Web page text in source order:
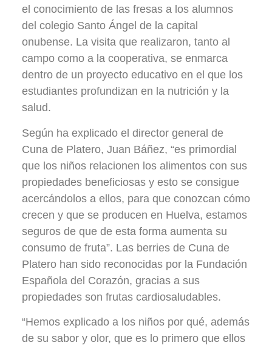
el conocimiento de las fresas a los alumnos
del colegio Santo Ángel de la capital
onubense. La visita que realizaron, tanto al
campo como a la cooperativa, se enmarca
dentro de un proyecto educativo en el que los
estudiantes profundizan en la nutrición y la
salud.
Según ha explicado el director general de
Cuna de Platero, Juan Báñez, “es primordial
que los niños relacionen los alimentos con sus
propiedades beneficiosas y esto se consigue
acercándolos a ellos, para que conozcan cómo
crecen y que se producen en Huelva, estamos
seguros de que de esta forma aumenta su
consumo de fruta”. Las berries de Cuna de
Platero han sido reconocidas por la Fundación
Española del Corazón, gracias a sus
propiedades son frutas cardiosaludables.
“Hemos explicado a los niños por qué, además
de su sabor y olor, que es lo primero que ellos